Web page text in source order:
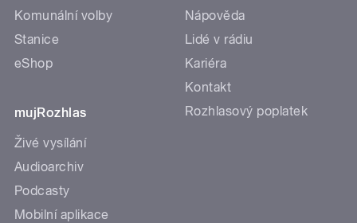
Komunální volby
Stanice
eShop
mujRozhlas
Živé vysílání
Audioarchiv
Podcasty
Mobilní aplikace
Nápověda
Lidé v rádiu
Kariéra
Kontakt
Rozhlasový poplatek